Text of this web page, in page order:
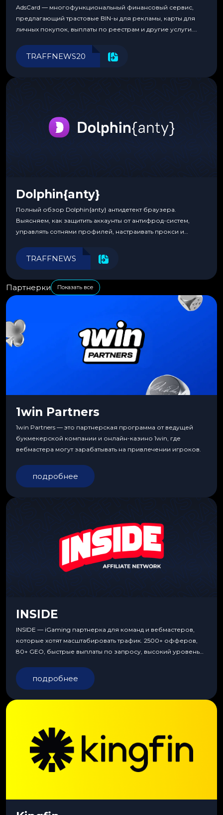
AdsCard — многофункциональный финансовый сервис,
предлагающий трастовые BIN-ы для рекламы, карты для
личных покупок, выплаты по реестрам и другие услуги.
инструменты для управления финансами.
TRAFFNEWS20
Dolphin{anty}
Полный обзор Dolphin{anty} антидетект браузера.
Выясняем, как защитить аккаунты от антифрод-систем,
управлять сотнями профилей, настраивать прокси и
эффективности.
TRAFFNEWS
Партнерки Показать все
1win Partners
1win Partners — это партнерская программа от ведущей
букмекерской компании и онлайн-казино 1win, где
вебмастера могут зарабатывать на привлечении игроков.
подробнее
INSIDE
INSIDE — iGaming партнерка для команд и вебмастеров,
которые хотят масштабировать трафик. 2500+ офферов,
80+ GEO, быстрые выплаты по запросу, высокий уровень
подробнее